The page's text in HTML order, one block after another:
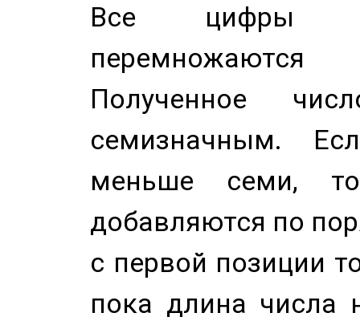
Все цифры
Полученное
семизначным.
меньше семи,
добавляются по
с первой позиции
пока длина числа